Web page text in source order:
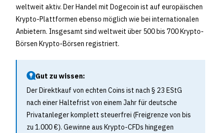
weltweit aktiv. Der Handel mit Dogecoin ist auf europäischen
Krypto-Plattformen ebenso möglich wie bei internationalen
Anbietern. Insgesamt sind weltweit über 500 bis 700 Krypto-
Börsen Krypto-Börsen registriert.
Gut zu wissen:
Der Direktkauf von echten Coins ist nach § 23 EStG
nach einer Haltefrist von einem Jahr für deutsche
Privatanleger komplett steuerfrei (Freigrenze von bis
zu 1.000 €). Gewinne aus Krypto-CFDs hingegen